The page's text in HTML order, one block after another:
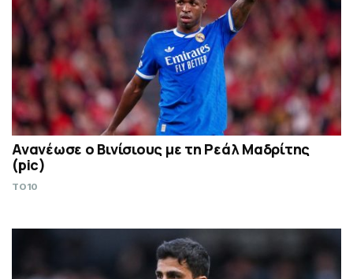
Ανανέωσε ο Βινίσιους με τη Ρεάλ Μαδρίτης
(pic)
TO10